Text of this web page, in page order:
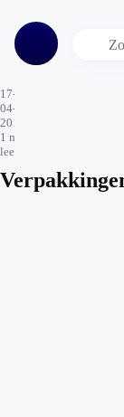
17-
04-
2012
1 min.
leestijd